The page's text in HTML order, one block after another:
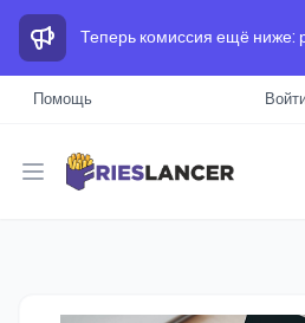
Помощь
Open menu